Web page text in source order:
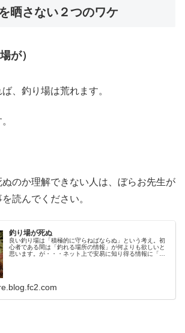
晒さない２つのワケ
が）
、釣り場は荒れます。
のか理解できない人は、ぼらお先生が
読んでください。
釣り場が死ぬ
良い釣り場は「積極的に守らねばならぬ」という考え。初
心者である間は「釣れる場所の情報」が何よりも欲しいと
思います。が・・・ネット上で安易に知り得る情報に「釣